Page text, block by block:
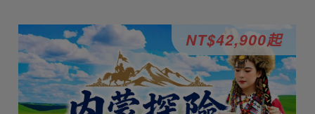
NT$42,900起